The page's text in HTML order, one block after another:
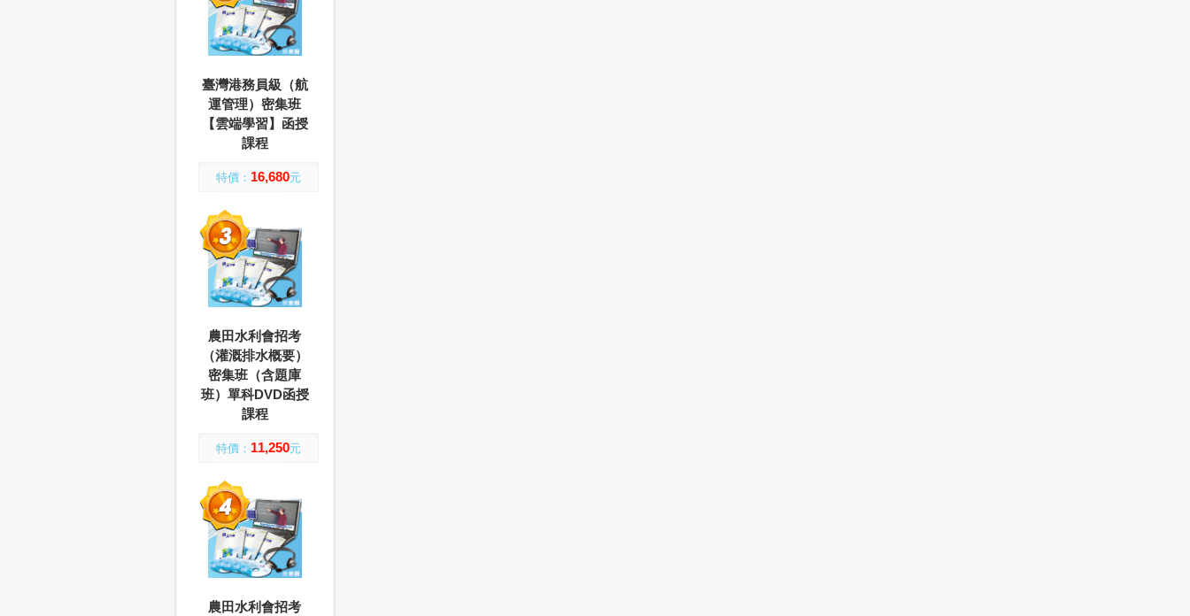
臺灣港務員級（航
運管理）密集班
【雲端學習】函授
課程
特價： 16,680元
農田水利會招考
（灌溉排水概要）
密集班（含題庫
班）單科DVD函授
課程
特價： 11,250元
農田水利會招考